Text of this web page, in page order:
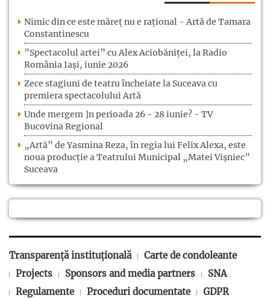
Nimic din ce este măreț nu e rațional - Artă de Tamara
Constantinescu
”Spectacolul artei” cu Alex Aciobăniței, la Radio
România Iași, iunie 2026
Zece stagiuni de teatru încheiate la Suceava cu
premiera spectacolului Artă
Unde mergem ]n perioada 26 - 28 iunie? - TV
Bucovina Regional
„Artă” de Yasmina Reza, în regia lui Felix Alexa, este
noua producție a Teatrului Municipal „Matei Vișniec”
Suceava
Transparență instituțională
Carte de condoleante
Projects
Sponsors and media partners
SNA
Regulamente
Proceduri documentate GDPR